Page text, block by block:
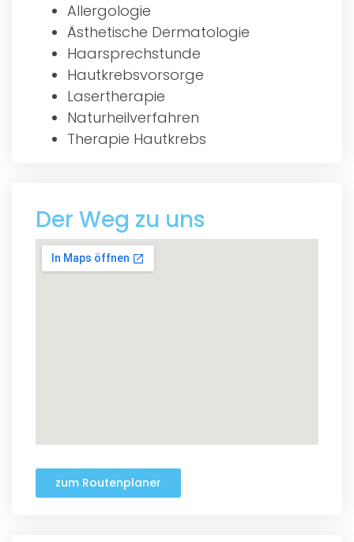
Allergologie
Ästhetische Dermatologie
Haarsprechstunde
Hautkrebsvorsorge
Lasertherapie
Naturheilverfahren
Therapie Hautkrebs
Der Weg zu uns
zum Routenplaner